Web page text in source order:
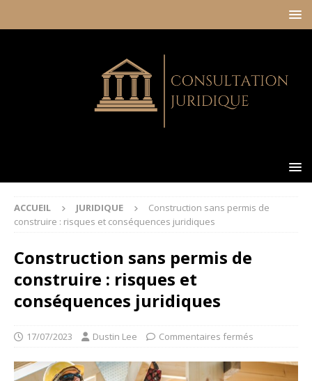
ACCUEIL JURIDIQUE
Construction sans permis de
construire : risques et conséquences juridiques
Construction sans permis de
construire : risques et
conséquences juridiques
17/07/2023 Dustin Lee Commentaires fermés